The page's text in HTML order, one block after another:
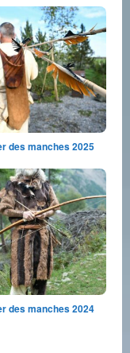
des manches 2025
des manches 2024